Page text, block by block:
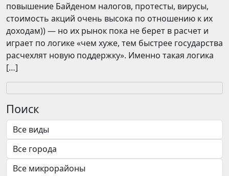
повышение Байденом налогов, протесты, вирусы,
стоимость акций очень высока по отношению к их
доходам)) — но их рынок пока не берет в расчет и
играет по логике «чем хуже, тем быстрее государства
расчехлят новую поддержку». Именно такая логика
[…]
Поиск